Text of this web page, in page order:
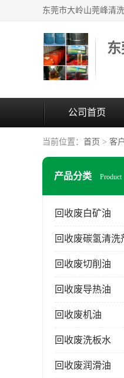
公司首页
当前位置： 首页 > 客
产品分类 Product
回收废白矿油
回收废碳氢清洗
回收废切削油
回收废导热油
回收废机油
回收废洗板水
回收废润滑油